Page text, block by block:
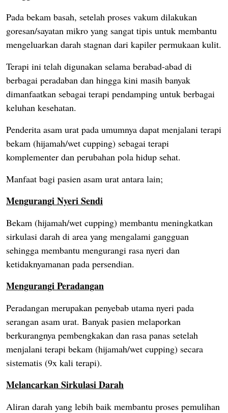
Pada bekam basah, setelah proses vakum dilakukan
goresan/sayatan mikro yang sangat tipis untuk membantu
mengeluarkan darah stagnan dari kapiler permukaan kulit.
Terapi ini telah digunakan selama berabad-abad di
berbagai peradaban dan hingga kini masih banyak
dimanfaatkan sebagai terapi pendamping untuk berbagai
keluhan kesehatan.
Penderita asam urat pada umumnya dapat menjalani terapi
bekam (hijamah/wet cupping) sebagai terapi
komplementer dan perubahan pola hidup sehat.
Manfaat bagi pasien asam urat antara lain;
Mengurangi Nyeri Sendi
Bekam (hijamah/wet cupping) membantu meningkatkan
sirkulasi darah di area yang mengalami gangguan
sehingga membantu mengurangi rasa nyeri dan
ketidaknyamanan pada persendian.
Mengurangi Peradangan
Peradangan merupakan penyebab utama nyeri pada
serangan asam urat. Banyak pasien melaporkan
berkurangnya pembengkakan dan rasa panas setelah
menjalani terapi bekam (hijamah/wet cupping) secara
sistematis (9x kali terapi).
Melancarkan Sirkulasi Darah
Aliran darah yang lebih baik membantu proses pemulihan